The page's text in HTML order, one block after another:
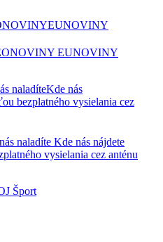
EUNOVINY
EUNOVINY
naladíteKde nás
bezplatného vysielania cez
naladíte Kde nás nájdete
vysielania cez anténu
Šport